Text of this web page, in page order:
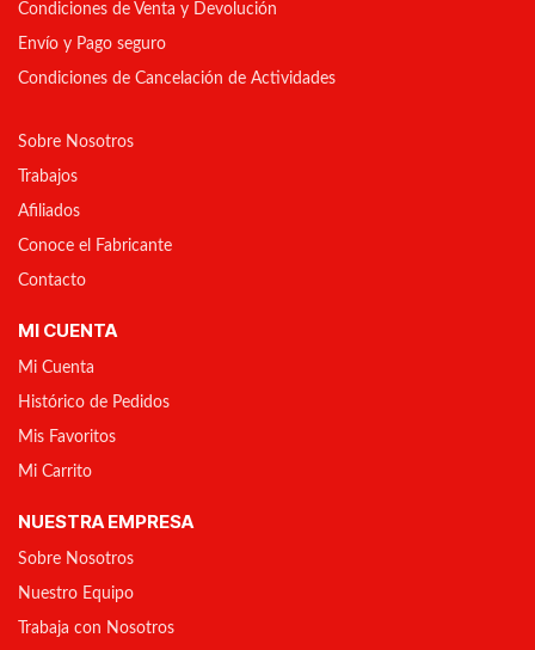
Condiciones de Venta y Devolución
Envío y Pago seguro
Condiciones de Cancelación de Actividades
Sobre Nosotros
Trabajos
Afiliados
Conoce el Fabricante
Contacto
MI CUENTA
Mi Cuenta
Histórico de Pedidos
Mis Favoritos
Mi Carrito
NUESTRA EMPRESA
Sobre Nosotros
Nuestro Equipo
Trabaja con Nosotros